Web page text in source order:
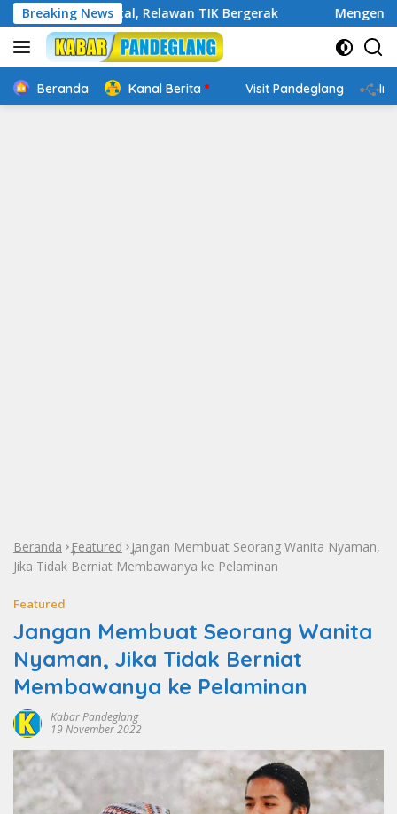
Langsung
ke
konten
Breaking News
Digital, Relawan TIK Bergerak Mengenal Website
Beranda Kanal Berita Visit Pandeglang
Beranda »Featured »Jangan Membuat Seorang Wanita Nyaman,
Jika Tidak Berniat Membawanya ke Pelaminan
Featured
Jangan Membuat Seorang Wanita
Nyaman, Jika Tidak Berniat
Membawanya ke Pelaminan
Kabar Pandeglang
19 November 2022